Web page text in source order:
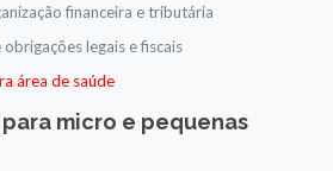
financeira e tributária
legais e fiscais
área de saúde
micro e pequenas